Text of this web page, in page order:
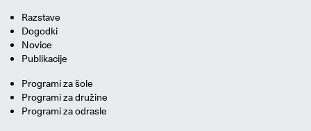
Razstave
Dogodki
Novice
Publikacije
Programi za šole
Programi za družine
Programi za odrasle